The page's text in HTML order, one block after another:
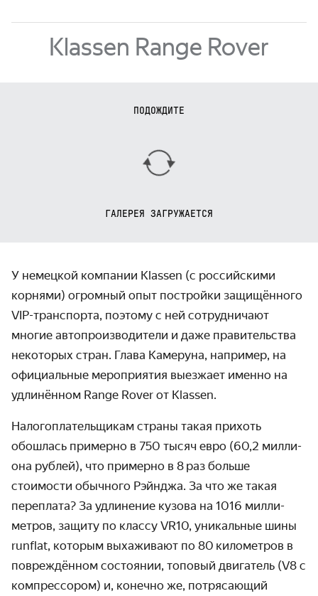
Klassen Range Rover
ПОДОЖДИТЕ
ГАЛЕРЕЯ ЗАГРУЖАЕТСЯ
У немецкой компании Klassen (с российскими
корнями) огромный опыт постройки защи­щённого
VIP-транс­порта, поэтому с ней сотруд­ничают
многие автопроизво­дители и даже правитель­ства
некоторых стран. Глава Камеруна, например, на
офици­альные меро­приятия выезжает именно на
удлинённом Range Rover от Klassen.
Налогоплательщикам страны такая прихоть
обошлась примерно в 750 тысяч евро (60,2 милли­
она рублей), что примерно в 8 раз больше
стоимости обычного Рэйнджа. За что же такая
пере­плата? За удлине­ние кузова на 1016 милли­
метров, защиту по классу VR10, уникальные шины
runflat, которым выхажи­вают по 80 кило­метров в
повреж­дённом состоянии, топовый двигатель (V8 с
компрес­сором) и, конечно же, потрясающий